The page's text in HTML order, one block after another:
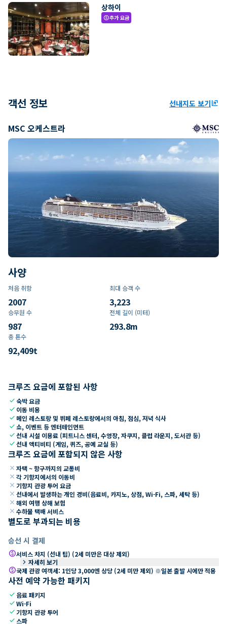
상하이
paid추가 요금
객선 정보 선내지도 보기ungroup
MSC 오케스트라
사양
처음 취항
2007
최대 승객 수
3,223
승무원 수
987
전체 길이 (미터)
293.8m
총 톤수
92,409t
크루즈 요금에 포함된 사항
check숙박 요금
check 이동 비용
check 메인 레스토랑 및 뷔페 레스토랑에서의 아침, 점심, 저녁 식사
check쇼, 이벤트 등 엔터테인먼트
check선내 시설 이용료 (피트니스 센터, 수영장, 자쿠지, 클럽 라운지, 도서관 등)
check선내 액티비티 (게임, 퀴즈, 공예 교실 등)
크루즈 요금에 포함되지 않은 사항
close 자택 ~ 항구까지의 교통비
close 각 기항지에서의 이동비
close 기항지 관광 투어 요금
close 선내에서 발생하는 개인 경비(음료비, 카지노, 상점, Wi-Fi, 스파, 세탁 등)
close 해외 여행 상해 보험
close 수하물 택배 서비스
별도로 부과되는 비용
승선 시 결제
paid서비스 차지 (선내 팁) (2세 미만은 대상 제외)
keyboard_arrow_right 자세히 보기
paid국제 관광 여객세: 1인당 3,000엔 상당 (2세 미만 제외) ※일본 출발 시에만 적용
사전 예약 가능한 패키지
check 음료 패키지
checkWi-Fi
check 기항지 관광 투어
check 스파